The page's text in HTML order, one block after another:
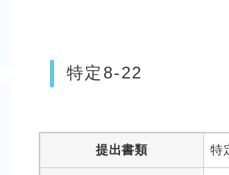
特定8-22
提出書類 特